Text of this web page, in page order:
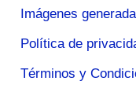
Imágenes
Política de
Términos y